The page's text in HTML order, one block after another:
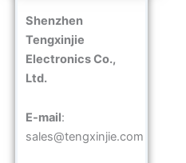
Shenzhen
Tengxinjie
Electronics Co.,
Ltd.
E-mail:
sales@tengxinjie.com